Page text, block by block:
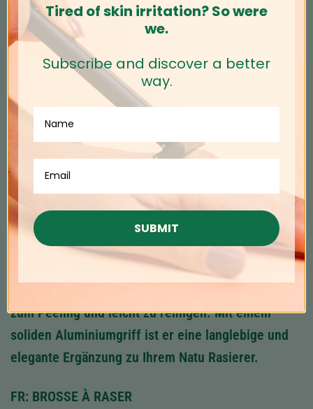
razor.
IT: PENNELLO DA BARBA
Aiuta a creare una schiuma ricca e cremosa grazie
alle sue setole sintetiche, ideali per esfoliare e
facili da pulire dopo l’uso. Con un manico in
alluminio solido, è una scelta elegante e resistente
DE: RASIERPINSEL
Hilft, mit seinen synthetischen Borsten einen
zum Peeling und leicht zu reinigen. Mit einem
soliden Aluminiumgriff ist er eine langlebige und
elegante Ergänzung zu Ihrem Natu Rasierer.
FR: BROSSE À RASER
Tired of skin irritation? So were
we.
Subscribe and discover a better
way.
SUBMIT